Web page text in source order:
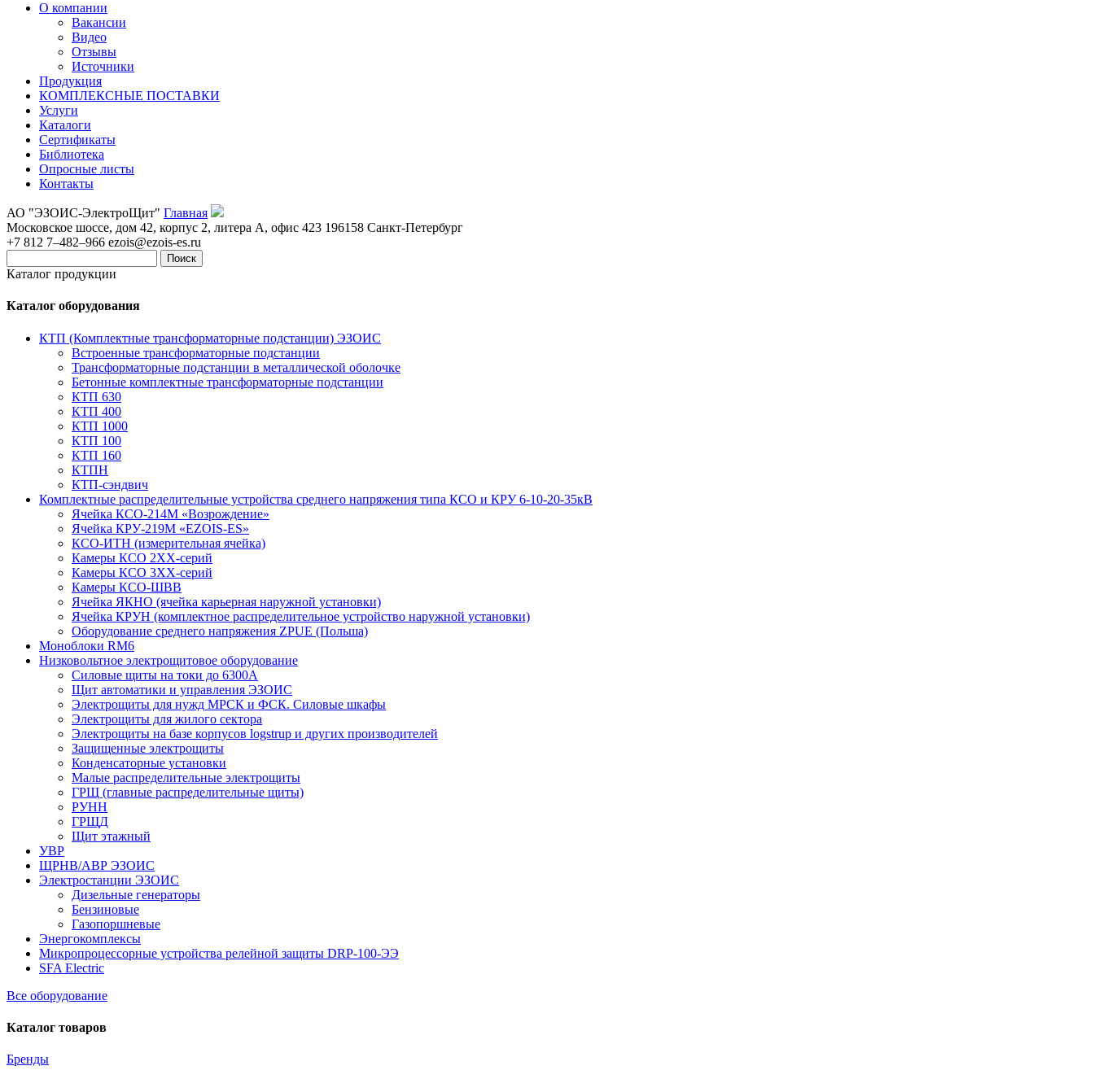
О компании
Вакансии
Видео
Отзывы
Источники
Продукция
КОМПЛЕКСНЫЕ ПОСТАВКИ
Услуги
Каталоги
Сертификаты
Библиотека
Опросные листы
Контакты
АО "ЭЗОИС-ЭлектроЩит" Главная
Московское шоссе, дом 42, корпус 2, литера А, офис 423 196158 Санкт-Петербург
+7 812 7–482–966 ezois@ezois-es.ru
Поиск
Каталог продукции
Каталог оборудования
КТП (Комплектные трансформаторные подстанции) ЭЗОИС
Встроенные трансформаторные подстанции
Трансформаторные подстанции в металлической оболочке
Бетонные комплектные трансформаторные подстанции
КТП 630
КТП 400
КТП 1000
КТП 100
КТП 160
КТПН
КТП-сэндвич
Комплектные распределительные устройства среднего напряжения типа КСО и КРУ 6-10-20-35кВ
Ячейка КСО-214М «Возрождение»
Ячейка КРУ-219М «EZOIS-ES»
КСО-ИТН (измерительная ячейка)
Камеры КСО 2ХХ-серий
Камеры КСО 3ХХ-серий
Камеры КСО-ШВВ
Ячейка ЯКНО (ячейка карьерная наружной установки)
Ячейка КРУН (комплектное распределительное устройство наружной установки)
Оборудование среднего напряжения ZPUE (Польша)
Моноблоки RM6
Низковольтное электрощитовое оборудование
Силовые щиты на токи до 6300А
Щит автоматики и управления ЭЗОИС
Электрощиты для нужд МРСК и ФСК. Силовые шкафы
Электрощиты для жилого сектора
Электрощиты на базе корпусов logstrup и других производителей
Защищенные электрощиты
Конденсаторные установки
Малые распределительные электрощиты
ГРЩ (главные распределительные щиты)
РУНН
ГРЩД
Щит этажный
УВР
ЩРНВ/АВР ЭЗОИС
Электростанции ЭЗОИС
Дизельные генераторы
Бензиновые
Газопоршневые
Энергокомплексы
Микропроцессорные устройства релейной защиты DRP-100-ЭЭ
SFA Electric
Все оборудование
Каталог товаров
Бренды